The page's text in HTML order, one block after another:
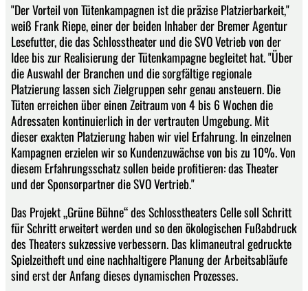
"Der Vorteil von Tütenkampagnen ist die präzise Platzierbarkeit,"
weiß Frank Riepe, einer der beiden Inhaber der Bremer Agentur
Lesefutter, die das Schlosstheater und die SVO Vetrieb von der
Idee bis zur Realisierung der Tütenkampagne begleitet hat. "Über
die Auswahl der Branchen und die sorgfältige regionale
Platzierung lassen sich Zielgruppen sehr genau ansteuern. Die
Tüten erreichen über einen Zeitraum von 4 bis 6 Wochen die
Adressaten kontinuierlich in der vertrauten Umgebung. Mit
dieser exakten Platzierung haben wir viel Erfahrung. In einzelnen
Kampagnen erzielen wir so Kundenzuwächse von bis zu 10%. Von
diesem Erfahrungsschatz sollen beide profitieren: das Theater
und der Sponsorpartner die SVO Vertrieb."
Das Projekt „Grüne Bühne“ des Schlosstheaters Celle soll Schritt
für Schritt erweitert werden und so den ökologischen Fußabdruck
des Theaters sukzessive verbessern. Das klimaneutral gedruckte
Spielzeitheft und eine nachhaltigere Planung der Arbeitsabläufe
sind erst der Anfang dieses dynamischen Prozesses.